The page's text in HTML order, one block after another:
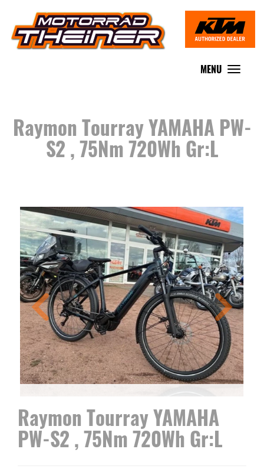
MENU
Toggle
Raymon Tourray YAMAHA PW-
S2 , 75Nm 720Wh Gr:L
Raymon Tourray YAMAHA
PW-S2 , 75Nm 720Wh Gr:L